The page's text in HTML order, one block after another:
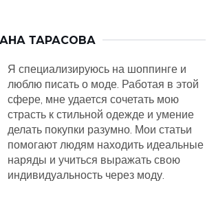
ТАРАСОВА
Я специализируюсь на шоппинге и
люблю писать о моде. Работая в этой
сфере, мне удается сочетать мою
страсть к стильной одежде и умение
делать покупки разумно. Мои статьи
помогают людям находить идеальные
наряды и учиться выражать свою
индивидуальность через моду.